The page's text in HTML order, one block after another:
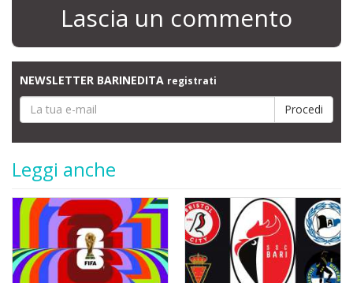
Lascia un commento
NEWSLETTER BARINEDITA registrati
Leggi anche